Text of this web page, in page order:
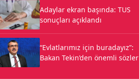
Adaylar ekran başında: TUS
sonuçları açıklandı
“Evlatlarımız için buradayız”:
Bakan Tekin’den önemli sözler